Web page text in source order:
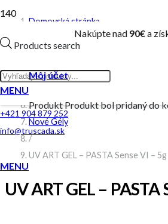
Nakúpte nad 90€a
Products search
MENU
Môj účet
ProduktProduktbol pridaný do
+421 904 879 252
info@truscada.sk
MENU
Domovská stránka
/
/
Nové Gély
/
UV ART GEL – PASTA Sense VI – 5g
UV ART GEL – PASTA